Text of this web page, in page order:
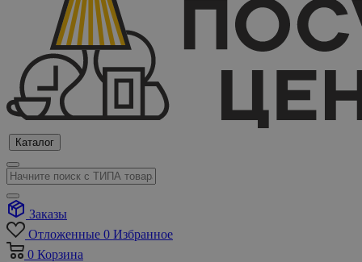
Каталог
Заказы
Отложенные 0 Избранное
0 Корзина